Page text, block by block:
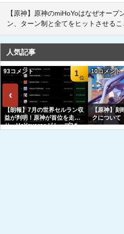
【原神】原神のmiHoYoはなぜオープ
ン、ターン制と全てをヒットさせる
人気記事
‹
1
93コメント
【朗報】7月の世界セルラン収
益が判明！原神が首位を走
り、HoYoverseがトップ3を
10コメント
【原神】
クについて